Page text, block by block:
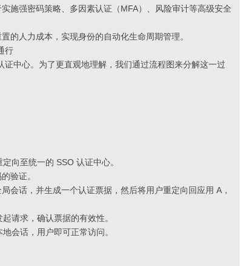
施强密码策略、多因素认证（MFA）、风险审计等高级安全
的人力成本，实现身份的自动化生命周期管理。
行
中心。为了更直观地理解，我们通过流程图来分解这一过
向至统一的 SSO 认证中心。
验证。
会话，并生成一个认证票据，然后将用户重定向回应用 A，
请求，确认票据的有效性。
会话，用户即可正常访问。